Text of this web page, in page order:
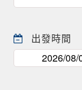
出發時間